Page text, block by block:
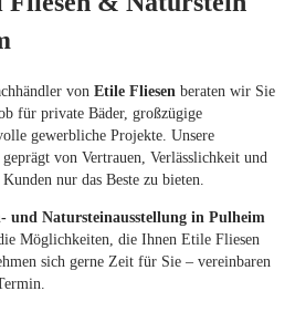
von Etile Fliesen beraten wir Sie
für private Bäder, großzügige
gewerbliche Projekte. Unsere
von Vertrauen, Verlässlichkeit und
nur das Beste zu bieten.
und Natursteinausstellung in Pulheim
Möglichkeiten, die Ihnen Etile Fliesen
sich gerne Zeit für Sie – vereinbaren